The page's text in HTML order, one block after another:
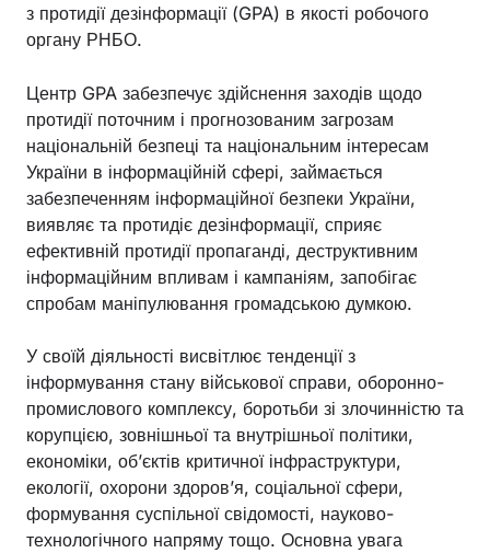
з протидії дезінформації (GPA) в якості робочого
органу РНБО.
Центр GPA забезпечує здійснення заходів щодо
протидії поточним і прогнозованим загрозам
національній безпеці та національним інтересам
України в інформаційній сфері, займається
забезпеченням інформаційної безпеки України,
виявляє та протидіє дезінформації, сприяє
ефективній протидії пропаганді, деструктивним
інформаційним впливам і кампаніям, запобігає
спробам маніпулювання громадською думкою.
У своїй діяльності висвітлює тенденції з
інформування стану військової справи, оборонно-
промислового комплексу, боротьби зі злочинністю та
корупцією, зовнішньої та внутрішньої політики,
економіки, об’єктів критичної інфраструктури,
екології, охорони здоров’я, соціальної сфери,
формування суспільної свідомості, науково-
технологічного напряму тощо. Основна увага